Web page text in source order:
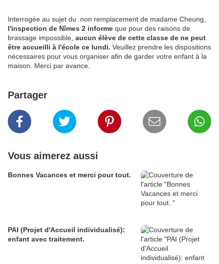
Interrogée au sujet du non remplacement de madame Cheung,
l'inspection de Nîmes 2 informe que pour des raisons de
brassage impossible, aucun élève de cette classe de ne peut
être accueilli à l'école ce lundi. Veuillez prendre les dispositions
nécessaires pour vous organiser afin de garder votre enfant à la
maison. Merci par avance.
Partager
Vous aimerez aussi
Bonnes Vacances et merci pour tout.
PAI (Projet d'Accueil individualisé):
enfant avec traitement.